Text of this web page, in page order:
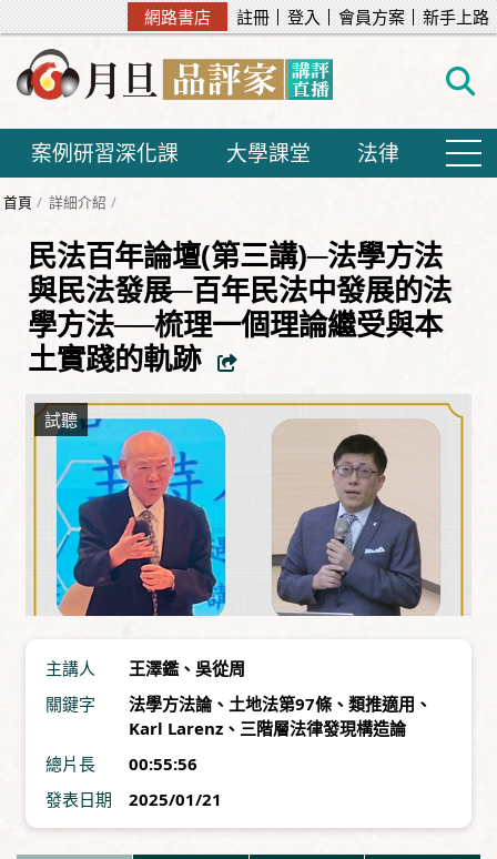
網路書店 註冊 登入 會員方案 新手上路
案例研習深化課 大學課堂 法律
首頁 詳細介紹
民法百年論壇(第三講)─法學方法
與民法發展─百年民法中發展的法
學方法──梳理一個理論繼受與本
土實踐的軌跡
主講人 王澤鑑 、 吳從周
關鍵字
法學方法論、 土地法第97條 、 類推適用 、
Karl Larenz 、 三階層法律發現構造論
總片長
00:55:56
發表日期
2025/01/21